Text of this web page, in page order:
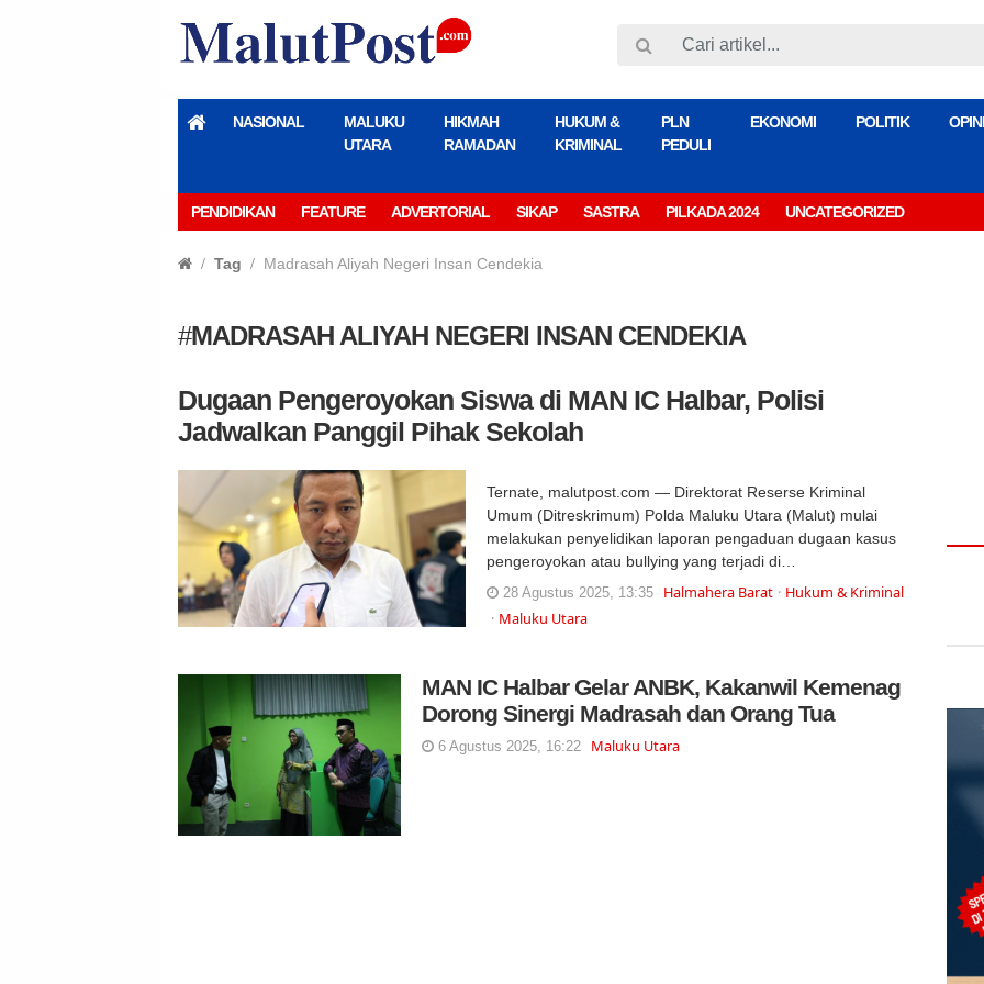
NASIONAL
MALUKU
UTARA
HIKMAH
RAMADAN
HUKUM &
KRIMINAL
PLN
PEDULI
EKONOMI POLITIK OPINI
PENDIDIKAN FEATURE ADVERTORIAL SIKAP SASTRA PILKADA 2024 UNCATEGORIZED
Tag Madrasah Aliyah Negeri Insan Cendekia
#MADRASAH ALIYAH NEGERI INSAN CENDEKIA
Dugaan Pengeroyokan Siswa di MAN IC Halbar, Polisi
Jadwalkan Panggil Pihak Sekolah
Ternate, malutpost.com — Direktorat Reserse Kriminal
Umum (Ditreskrimum) Polda Maluku Utara (Malut) mulai
melakukan penyelidikan laporan pengaduan dugaan kasus
pengeroyokan atau bullying yang terjadi di…
28 Agustus 2025, 13:35 Halmahera Barat
Hukum & Kriminal
Maluku Utara
MAN IC Halbar Gelar ANBK, Kakanwil Kemenag
Dorong Sinergi Madrasah dan Orang Tua
6 Agustus 2025, 16:22 Maluku Utara